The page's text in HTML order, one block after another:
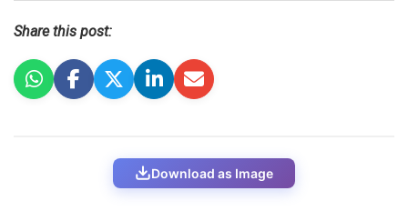
Share this post:
Download as Image